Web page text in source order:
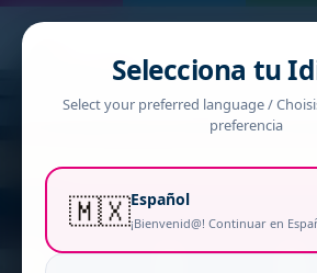
Selecciona tu
Select your preferred language /
preferencia
🇲🇽Español
¡Bienvenid@! Continuar en